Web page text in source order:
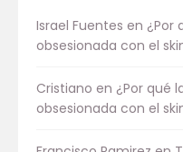
Israel Fuentes en ¿Por
obsesionada con el
Cristiano en ¿Por qué
obsesionada con el